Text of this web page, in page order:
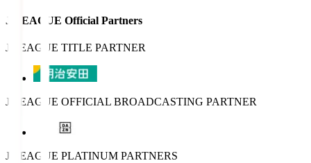
J.LEAGUE Official Partners
J.LEAGUE TITLE PARTNER
J.LEAGUE OFFICIAL BROADCASTING PARTNER
J.LEAGUE PLATINUM PARTNERS